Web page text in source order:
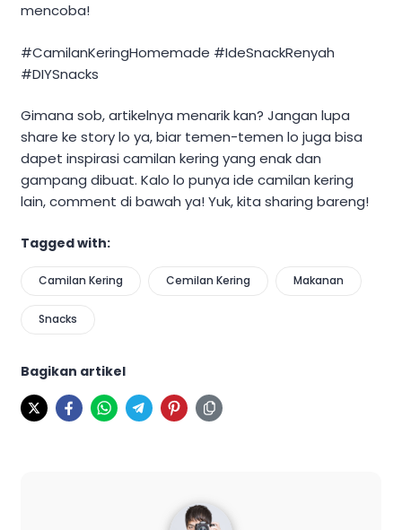
mencoba!
#CamilanKeringHomemade #IdeSnackRenyah
#DIYSnacks
Gimana sob, artikelnya menarik kan? Jangan lupa
share ke story lo ya, biar temen-temen lo juga bisa
dapet inspirasi camilan kering yang enak dan
gampang dibuat. Kalo lo punya ide camilan kering
lain, comment di bawah ya! Yuk, kita sharing bareng!
Tagged with:
Camilan Kering Cemilan Kering Makanan
Snacks
Bagikan artikel